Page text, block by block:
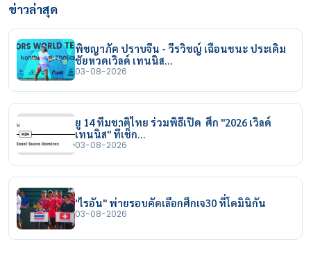
ข่าวล่าสุด
พิชญาภัค ปราบจีน - วีรวิชญ์ เฉือนชนะ ประเดิม
ชัยหวดเวิลด์ เทนนิส…
03-08-2026
ยู 14 ทีมชาติไทย ร่วมพิธีเปิด ศึก "2026 เวิลด์
เทนนิส" ที่เช็ก…
03-08-2026
"ไรอัน" พ่ายรอบคัดเลือกศึกเจ30 ที่โดมินิกัน
03-08-2026